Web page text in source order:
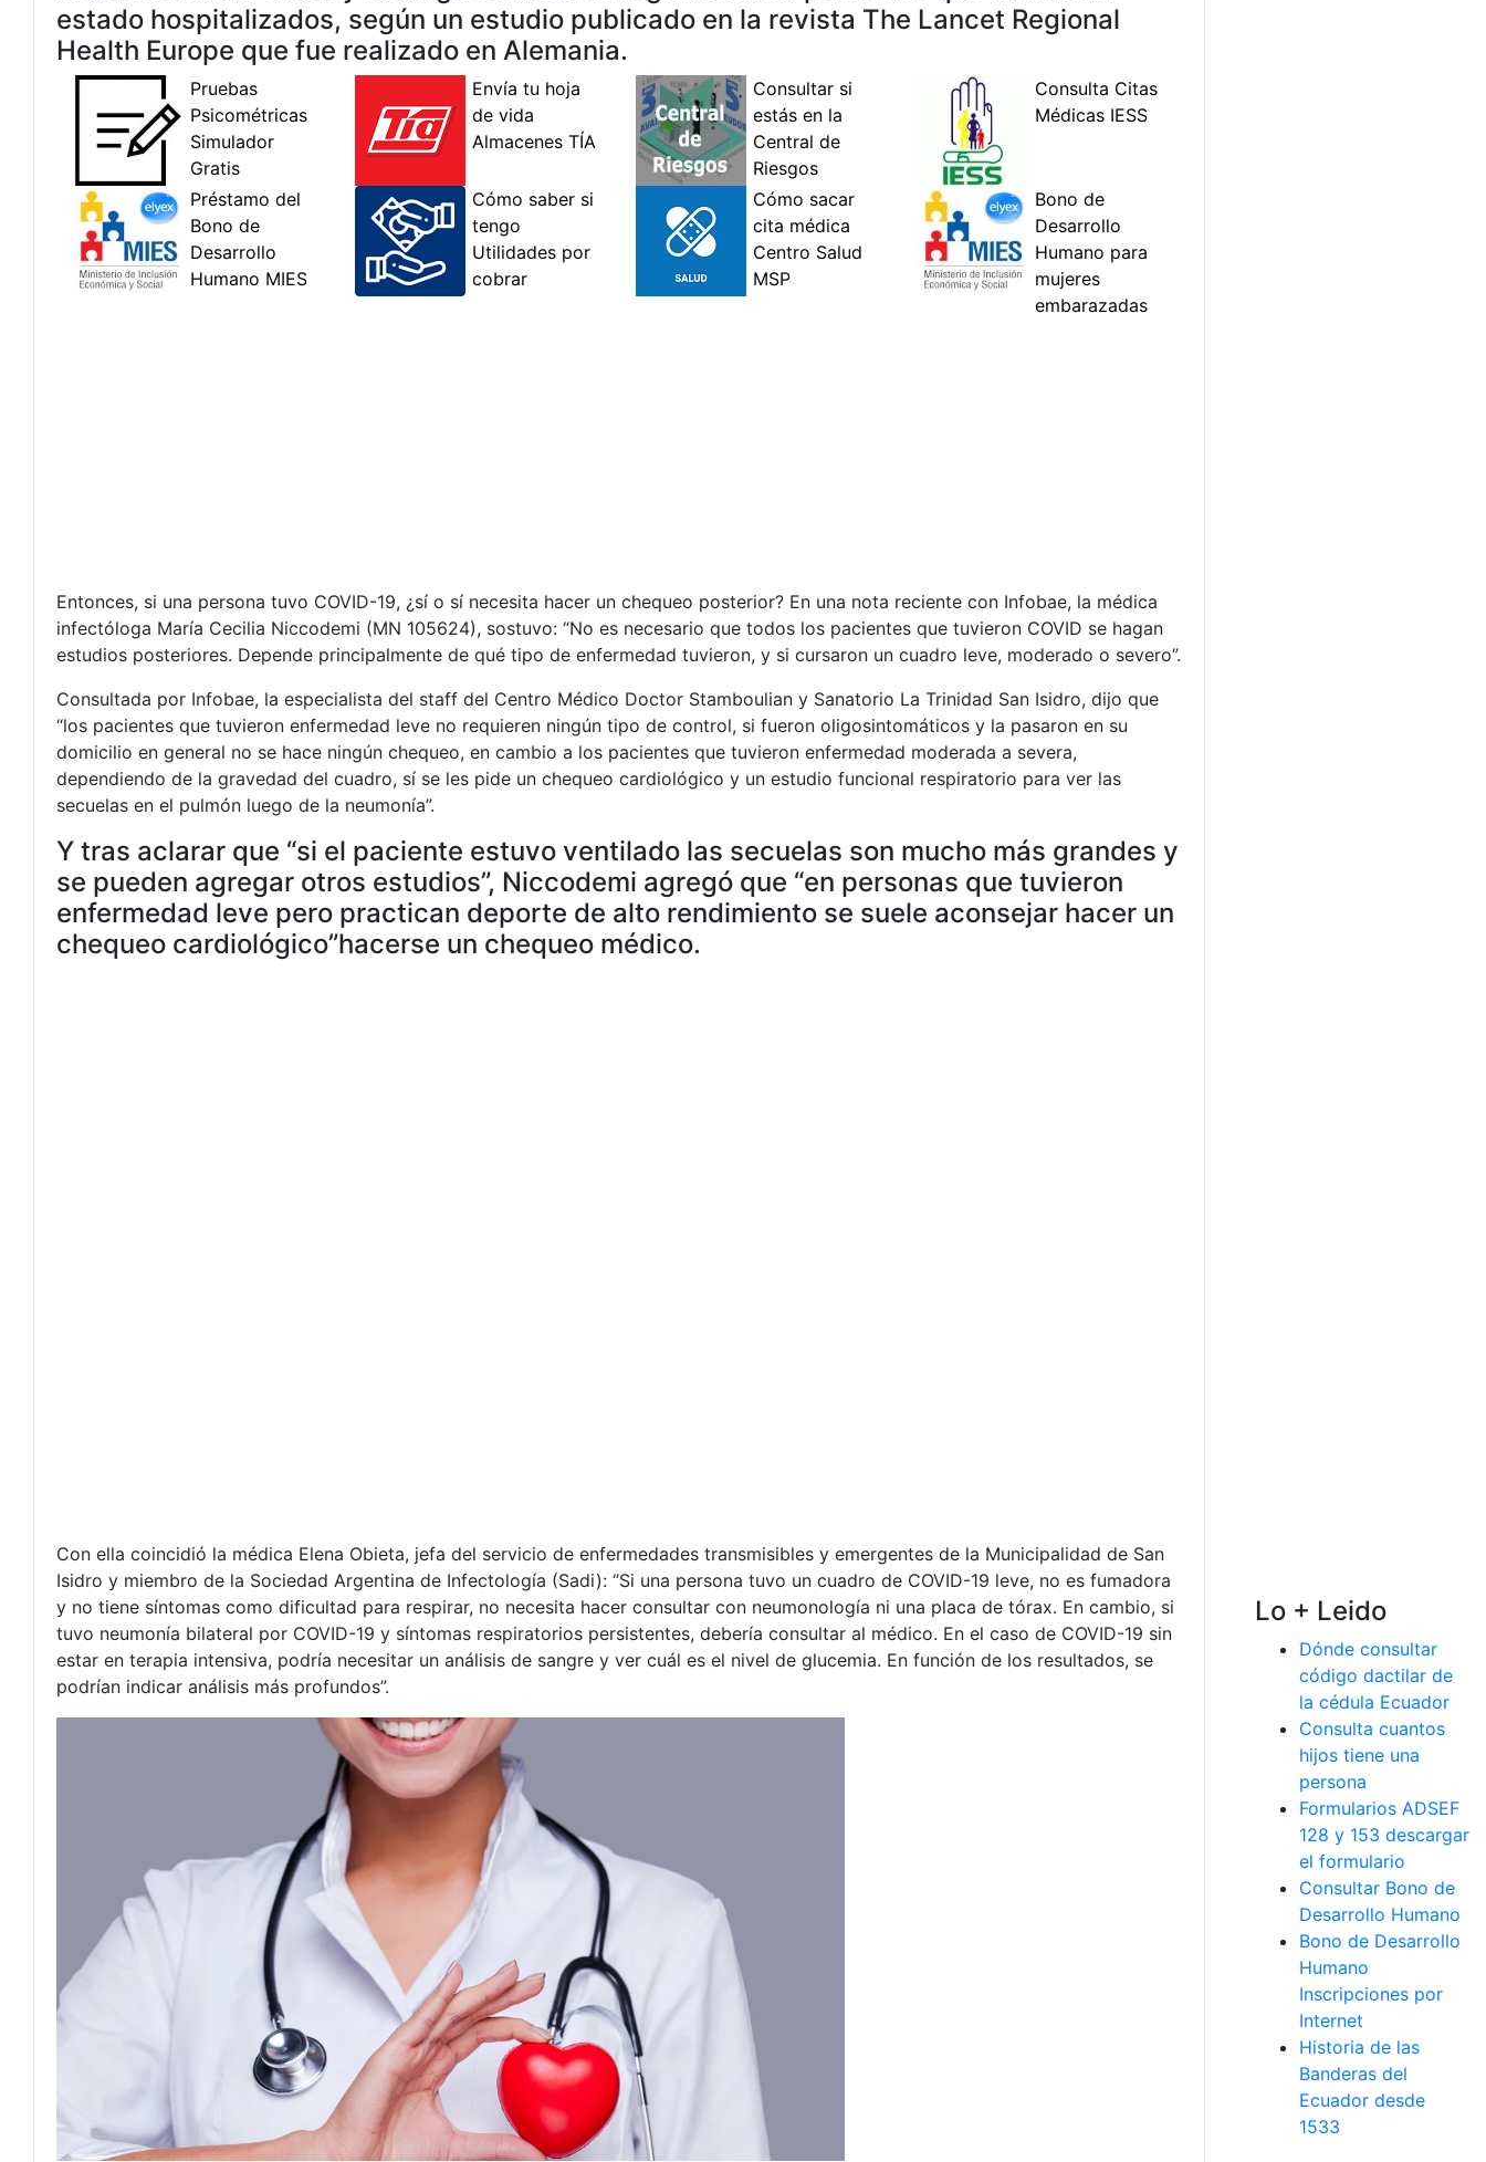
estado hospitalizados, según un estudio publicado en la revista The Lancet Regional
Health Europe que fue realizado en Alemania.
Entonces, si una persona tuvo COVID-19, ¿sí o sí necesita hacer un chequeo posterior? En una nota reciente con Infobae, la médica
infectóloga María Cecilia Niccodemi (MN 105624), sostuvo: “No es necesario que todos los pacientes que tuvieron COVID se hagan
estudios posteriores. Depende principalmente de qué tipo de enfermedad tuvieron, y si cursaron un cuadro leve, moderado o severo”.
Consultada por Infobae, la especialista del staff del Centro Médico Doctor Stamboulian y Sanatorio La Trinidad San Isidro, dijo que
“los pacientes que tuvieron enfermedad leve no requieren ningún tipo de control, si fueron oligosintomáticos y la pasaron en su
domicilio en general no se hace ningún chequeo, en cambio a los pacientes que tuvieron enfermedad moderada a severa,
dependiendo de la gravedad del cuadro, sí se les pide un chequeo cardiológico y un estudio funcional respiratorio para ver las
secuelas en el pulmón luego de la neumonía”.
Y tras aclarar que “si el paciente estuvo ventilado las secuelas son mucho más grandes y
se pueden agregar otros estudios”, Niccodemi agregó que “en personas que tuvieron
enfermedad leve pero practican deporte de alto rendimiento se suele aconsejar hacer un
chequeo cardiológico”hacerse un chequeo médico.
Con ella coincidió la médica Elena Obieta, jefa del servicio de enfermedades transmisibles y emergentes de la Municipalidad de San
Isidro y miembro de la Sociedad Argentina de Infectología (Sadi): “Si una persona tuvo un cuadro de COVID-19 leve, no es fumadora
y no tiene síntomas como dificultad para respirar, no necesita hacer consultar con neumonología ni una placa de tórax. En cambio, si
tuvo neumonía bilateral por COVID-19 y síntomas respiratorios persistentes, debería consultar al médico. En el caso de COVID-19 sin
estar en terapia intensiva, podría necesitar un análisis de sangre y ver cuál es el nivel de glucemia. En función de los resultados, se
podrían indicar análisis más profundos”.
Lo + Leido
Dónde consultar
código dactilar de
la cédula Ecuador
Consulta cuantos
hijos tiene una
persona
Formularios ADSEF
128 y 153 descargar
el formulario
Consultar Bono de
Desarrollo Humano
Bono de Desarrollo
Humano
Inscripciones por
Internet
Historia de las
Banderas del
Ecuador desde
1533